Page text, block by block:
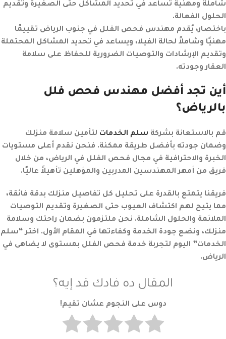
شاملة ومهنية تساعد في تحديد المشاكل حتى الصغيرة وتقديم
الحلول الفعالة.
باختصار، يُقدم مهندس فحص الفلل في جنوب الرياض تقييمًا
مهنيًا وشاملاً لحالة الفيلا، ويساعد في تحديد المشاكل المحتملة
وتقديم الإرشادات والتوصيات الضرورية للحفاظ على سلامة
العقار وجودته.
أين تجد أفضل مهندس فحص فلل
بالرياض؟
قم بالاستعانة بشركة سلم الخدمات لتأمين سلامة منزلك
وضمان جودته بأفضل طريقة ممكنة. فنحن نقدم أعلى مستويات
الخبرة والاحترافية في مجال فحص الفلل في الرياض، من خلال
فريق من أمهر المهندسين المدربين والمؤهلين تأهيلاً عاليًا.
فريقنا يتمتع بالقدرة على تحليل كل تفاصيل منزلك بدقة فائقة،
مما يتيح لهم اكتشاف العيوب حتى الصغيرة وتقديم التوصيات
الملائمة والحلول الشاملة. نحن ملتزمون بضمان راحتك وسلامة
منزلك، ونضع جودة الخدمة وكفاءتها في المقام الأول. اختر “سلم
الخدمات” اليوم لتجربة خدمة فحص الفلل بمستوى لا يضاهى في
الرياض.
المقال ده فادك قد إيه؟
دوس على النجوم عشان تقيم!